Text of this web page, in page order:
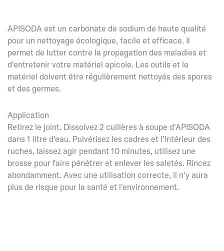
APISODA est un carbonate de sodium de haute qualité
pour un nettoyage écologique, facile et efficace. Il
permet de lutter contre la propagation des maladies et
d'entretenir votre matériel apicole. Les outils et le
matériel doivent être régulièrement nettoyés des spores
et des germes.
Application
Retirez le joint. Dissolvez 2 cuillères à soupe d'APISODA
dans 1 litre d'eau. Pulvérisez les cadres et l'intérieur des
ruches, laissez agir pendant 10 minutes, utilisez une
brosse pour faire pénétrer et enlever les saletés. Rincez
abondamment. Avec une utilisation correcte, il n'y aura
plus de risque pour la santé et l'environnement.